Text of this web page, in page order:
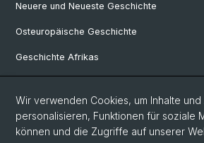
Neuere und Neueste Geschichte
Osteuropäische Geschichte
Geschichte Afrikas
Social Media
Linkedin
Wir verwenden Cookies, um Inhalte
personalisieren, Funktionen für soziale
können und die Zugriffe auf unserer